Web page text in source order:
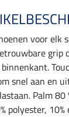
voor elk
grip
snel aan en
Palm
polyester, 10%